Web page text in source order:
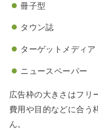
冊子型
タウン誌
ターゲットメディア
ニュースペーパー
広告枠の大きさはフリ
費用や目的などに合う
ん。